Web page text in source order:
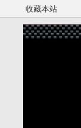
收藏本站